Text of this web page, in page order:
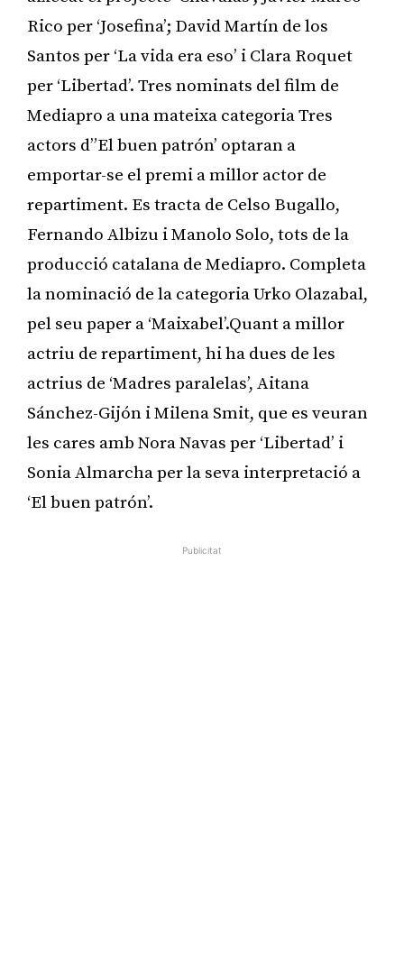
Rico per ‘Josefina’; David Martín de los
Santos per ‘La vida era eso’ i Clara Roquet
per ‘Libertad’. Tres nominats del film de
Mediapro a una mateixa categoria Tres
actors d”El buen patrón’ optaran a
emportar-se el premi a millor actor de
repartiment. Es tracta de Celso Bugallo,
Fernando Albizu i Manolo Solo, tots de la
producció catalana de Mediapro. Completa
la nominació de la categoria Urko Olazabal,
pel seu paper a ‘Maixabel’.Quant a millor
actriu de repartiment, hi ha dues de les
actrius de ‘Madres paralelas’, Aitana
Sánchez-Gijón i Milena Smit, que es veuran
les cares amb Nora Navas per ‘Libertad’ i
Sonia Almarcha per la seva interpretació a
‘El buen patrón’.
Publicitat